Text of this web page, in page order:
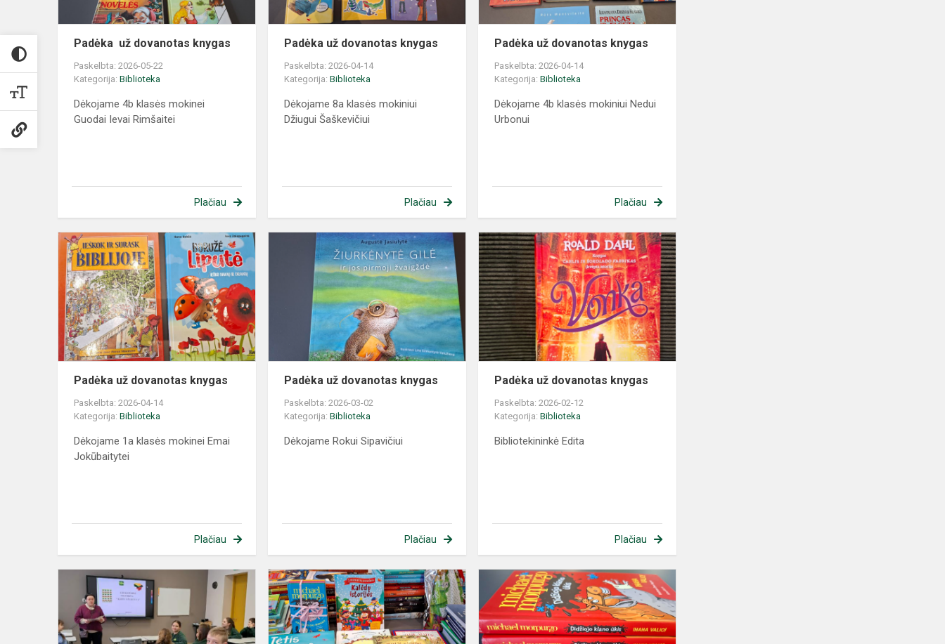
Padėka už dovanotas knygas
Paskelbta: 2026-05-22
Kategorija: Biblioteka
Dėkojame 4b klasės mokinei
Guodai Ievai Rimšaitei
Plačiau
Padėka už dovanotas knygas
Paskelbta: 2026-04-14
Kategorija:Biblioteka
Dėkojame 8a klasės mokiniui
Džiugui Šaškevičiui
Plačiau
Padėka už dovanotas knygas
Paskelbta: 2026-04-14
Kategorija:Biblioteka
Dėkojame 4b klasės mokiniui Nedui
Urbonui
Plačiau
Padėka už dovanotas knygas
Paskelbta: 2026-04-14
Kategorija: Biblioteka
Dėkojame 1a klasės mokinei Emai
Jokūbaitytei
Plačiau
Padėka už dovanotas knygas
Paskelbta: 2026-03-02
Kategorija:Biblioteka
Dėkojame Rokui Sipavičiui
Plačiau
Padėka už dovanotas knygas
Paskelbta: 2026-02-12
Kategorija:Biblioteka
Bibliotekininkė Edita
Plačiau